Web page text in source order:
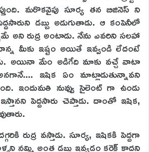
మరొకవైపు సూర్య తన బిజినెస్ ని
డబ్బు అడుగుతాడు. ఆ కంపెనీలో
అని రుద్ర అంటాడు. నేను ఎవరిని సలహా
మీకు ఇష్టం అయితే ఇవ్వండి లేదంటే
అయినా మేం అడిగేది మాకు వచ్చే వాటా
ఇషిక ఏం మాట్లాడుతున్నావని
ఇందుమతి నువ్వు సైలెంట్ గా ఉండు
పెద్దసారు చెప్తాడు. దాంతో ఇషిక,
రుద్ర వస్తాడు. సూర్య, ఇషికకి పెద్దగా
నమ్మి అంత డబ్బు ఇవ్వడం కరెక్ట్ కాదని